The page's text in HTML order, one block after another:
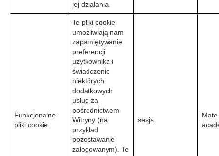
jej działania.
Funkcjonalne
pliki cookie
Te pliki cookie
umożliwiają nam
zapamiętywanie
preferencji
użytkownika i
świadczenie
niektórych
dodatkowych
usług za
pośrednictwem
Witryny (na
przykład
pozostawanie
zalogowanym). Te
sesja
Mate